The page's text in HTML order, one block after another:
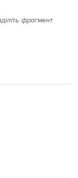
фрагмент